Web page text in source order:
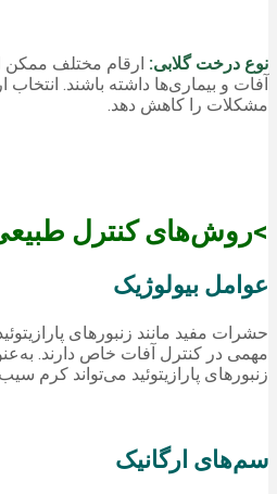
نوع درخت گلابی: ارقام مختلف
آفات و بیماری‌ها داشته باشند. انتخاب
مشکلات را کاهش دهد.
>روش‌های کنترل
عوامل بیولوژیک
حشرات مفید مانند زنبورهای
مهمی در کنترل آفات خاص دارند.
زنبورهای پارازیتوئید می‌تواند کرم
سم‌های ارگانیک